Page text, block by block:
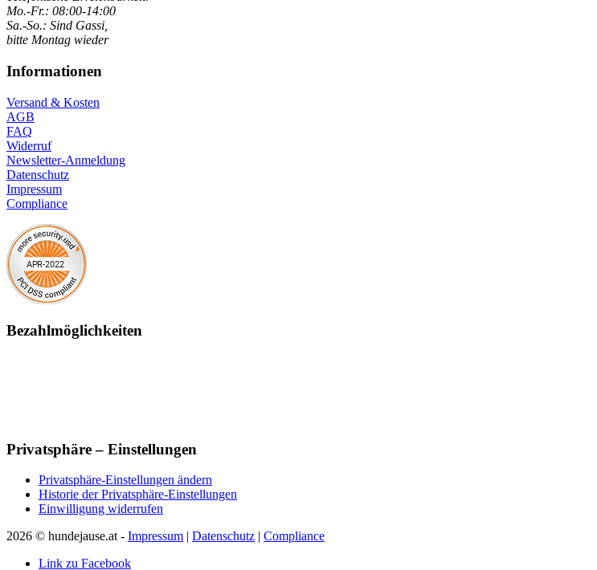
Mo.-Fr.: 08:00-14:00
Sa.-So.: Sind Gassi,
bitte Montag wieder
Informationen
Versand & Kosten
AGB
FAQ
Widerruf
Newsletter-Anmeldung
Datenschutz
Impressum
Compliance
Bezahlmöglichkeiten
Privatsphäre – Einstellungen
Privatsphäre-Einstellungen ändern
Historie der Privatsphäre-Einstellungen
Einwilligung widerrufen
2026 © hundejause.at - Impressum Datenschutz
Compliance
Link zu Facebook